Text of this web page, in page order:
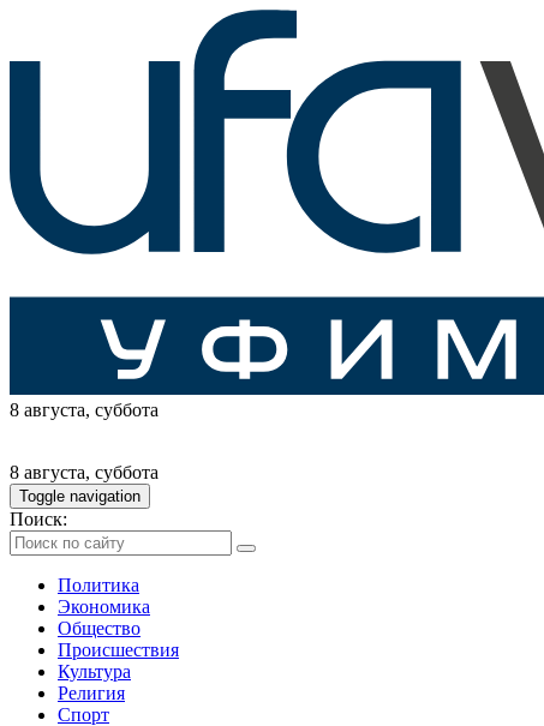
8 августа, суббота
8 августа, суббота
Toggle navigation
Поиск:
Политика
Экономика
Общество
Происшествия
Культура
Религия
Спорт